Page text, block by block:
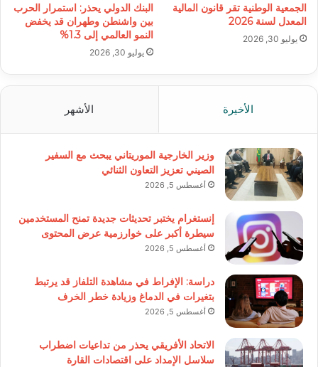
الجمعية الوطنية تقر قانون المالية
المعدل لسنة 2026
يوليو 30, 2026
البنك الدولي يحذر: استمرار الحرب
بين واشنطن وطهران قد يخفض
النمو العالمي إلى 1.3%
يوليو 30, 2026
الأخيرة الأشهر
وزير الخارجية الموريتاني يبحث مع السفير
الصيني تعزيز التعاون الثنائي
أغسطس 5, 2026
إنستغرام يختبر تحديثات جديدة تمنح المستخدمين
سيطرة أكبر على خوارزمية عرض المحتوى
أغسطس 5, 2026
دراسة: الإفراط في مشاهدة التلفاز قد يرتبط
بتغيرات في الدماغ وزيادة خطر الخرف
أغسطس 5, 2026
الاتحاد الأفريقي يحذر من تداعيات اضطراب
سلاسل الإمداد على اقتصادات القارة